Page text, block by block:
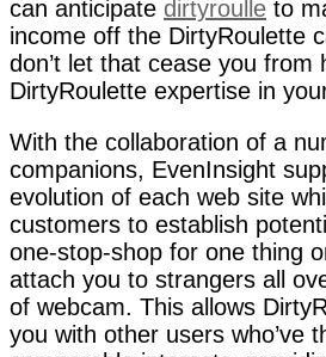
can anticipate dirtyroulle to
income off the DirtyRoulette
don’t let that cease you from
DirtyRoulette expertise in
With the collaboration of a
companions, EvenInsight
evolution of each web site
customers to establish
one-stop-shop for one thing
attach you to strangers all
of webcam. This allows
you with other users who’ve